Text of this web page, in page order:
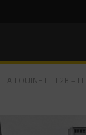
LA FOUINE FT L2B –